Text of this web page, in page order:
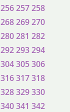
256257258
268269270
280281 282
292293294
304305306
316317318
328329330
340341 342